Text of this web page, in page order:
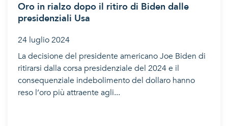
Oro in rialzo dopo il ritiro di Biden dalle
presidenziali Usa
24 luglio 2024
La decisione del presidente americano Joe Biden di
ritirarsi dalla corsa presidenziale del 2024 e il
consequenziale indebolimento del dollaro hanno
reso l’oro più attraente agli...